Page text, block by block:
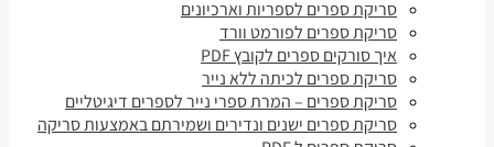
סריקת ספרים לספריות וארכיונים
סריקת ספרים לפורמט וורד
איך סורקים ספרים לקובץ PDF
סריקת ספרים לכיתה ללא נייר
סריקת ספרים – המרת ספרי נייר לספרים דיגיטליים
סריקת ספרים ישנים ונדירים ושמירתם באמצעות סריקה